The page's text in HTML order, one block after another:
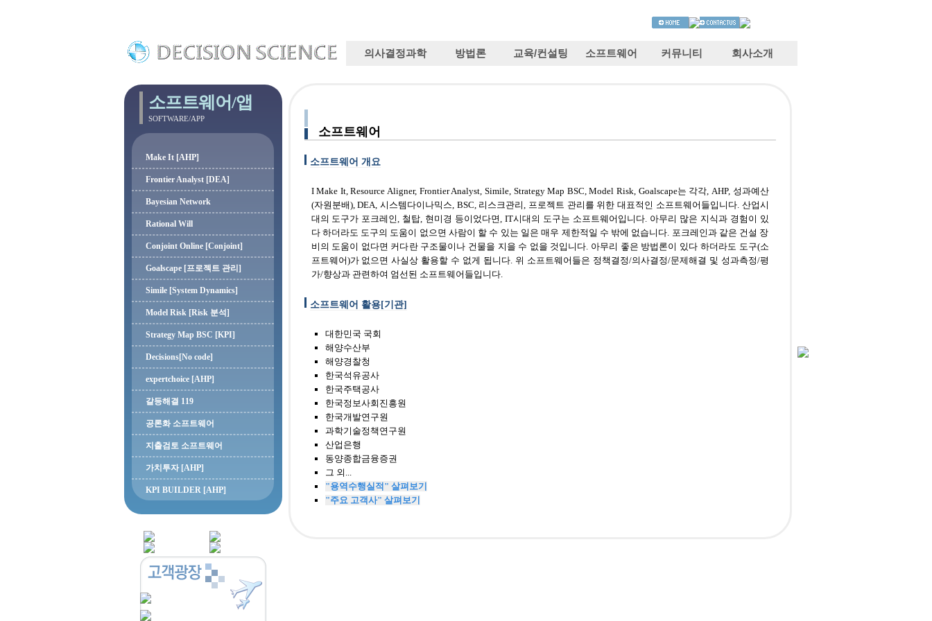
의사결정과학 방법론 교육/컨설팅 소프트웨어 커뮤니티 회사소개
소프트웨어/앱
SOFTWARE/APP
Make It [AHP]
Frontier Analyst [DEA]
Bayesian Network
Rational Will
Conjoint Online [Conjoint]
Goalscape [프로젝트 관리]
Simile [System Dynamics]
Model Risk [Risk 분석]
Strategy Map BSC [KPI]
Decisions[No code]
expertchoice [AHP]
갈등해결 119
공론화 소프트웨어
지출검토 소프트웨어
가치투자 [AHP]
KPI BUILDER [AHP]
소프트웨어
소프트웨어 개요
I Make It, Resource Aligner, Frontier Analyst, Simile, Strategy Map BSC, Model Risk, Goalscape는 각각, AHP, 성과예산
(자원분배), DEA, 시스템다이나믹스, BSC, 리스크관리, 프로젝트 관리를 위한 대표적인 소프트웨어들입니다. 산업시
대의 도구가 포크레인, 철탑, 현미경 등이었다면, IT시대의 도구는 소프트웨어입니다. 아무리 많은 지식과 경험이 있
다 하더라도 도구의 도움이 없으면 사람이 할 수 있는 일은 매우 제한적일 수 밖에 없습니다. 포크레인과 같은 건설 장
비의 도움이 없다면 커다란 구조물이나 건물을 지을 수 없을 것입니다. 아무리 좋은 방법론이 있다 하더라도 도구(소
프트웨어)가 없으면 사실상 활용할 수 없게 됩니다. 위 소프트웨어들은 정책결정/의사결정/문제해결 및 성과측정/평
가/향상과 관련하여 엄선된 소프트웨어들입니다.
소프트웨어 활용[기관]
대한민국 국회
해양수산부
해양경찰청
한국석유공사
한국주택공사
한국정보사회진흥원
한국개발연구원
과학기술정책연구원
산업은행
동양종합금융증권
그 외...
"용역수행실적" 살펴보기
"주요 고객사" 살펴보기